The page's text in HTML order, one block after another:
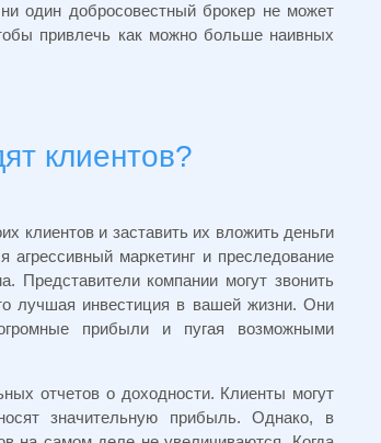
один добросовестный брокер не может
привлечь как можно больше наивных
клиентов?
клиентов и заставить их вложить деньги
маркетинг и преследование
Представители компании могут звонить
лучшая инвестиция в вашей жизни. Они
прибыли и пугая возможными
отчетов о доходности. Клиенты могут
значительную прибыль. Однако, в